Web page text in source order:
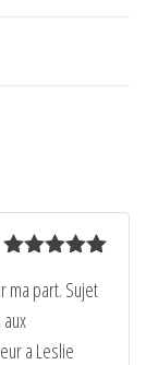
5ma part. Sujet
a Leslie